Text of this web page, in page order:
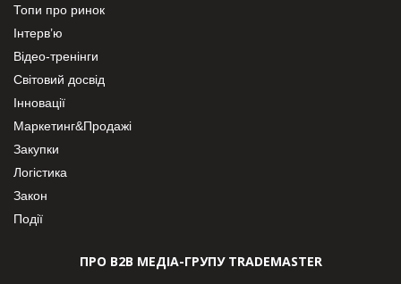
Топи про ринок
Інтерв’ю
Відео-тренінги
Світовий досвід
Інновації
Маркетинг&Продажі
Закупки
Логістика
Закон
Події
ПРО В2В МЕДІА-ГРУПУ TRADEMASTER